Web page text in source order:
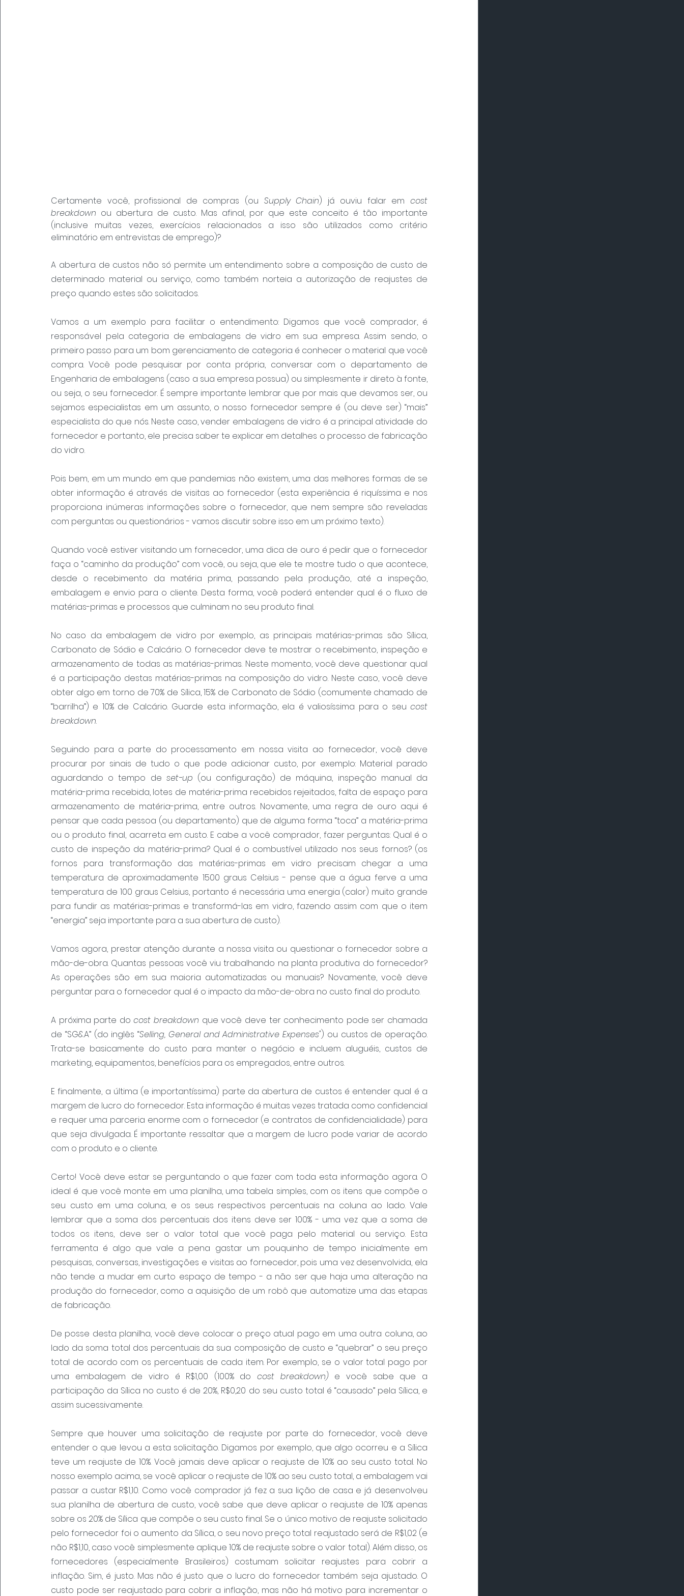
Certamente você, profissional de compras (ou Supply Chain) já ouviu falar em cost
breakdown ou abertura de custo. Mas afinal, por que este conceito é tão importante
(inclusive muitas vezes, exercícios relacionados a isso são utilizados como critério
eliminatório em entrevistas de emprego)?
A abertura de custos não só permite um entendimento sobre a composição de custo de
determinado material ou serviço, como também norteia a autorização de reajustes de
preço quando estes são solicitados.
Vamos a um exemplo para facilitar o entendimento: Digamos que você comprador, é
responsável pela categoria de embalagens de vidro em sua empresa. Assim sendo, o
primeiro passo para um bom gerenciamento de categoria é conhecer o material que você
compra. Você pode pesquisar por conta própria, conversar com o departamento de
Engenharia de embalagens (caso a sua empresa possua) ou simplesmente ir direto à fonte,
ou seja, o seu fornecedor. É sempre importante lembrar que por mais que devamos ser, ou
sejamos especialistas em um assunto, o nosso fornecedor sempre é (ou deve ser) “mais”
especialista do que nós. Neste caso, vender embalagens de vidro é a principal atividade do
fornecedor e portanto, ele precisa saber te explicar em detalhes o processo de fabricação
do vidro.
Pois bem, em um mundo em que pandemias não existem, uma das melhores formas de se
obter informação é através de visitas ao fornecedor (esta experiência é riquíssima e nos
proporciona inúmeras informações sobre o fornecedor, que nem sempre são reveladas
com perguntas ou questionários - vamos discutir sobre isso em um próximo texto).
Quando você estiver visitando um fornecedor, uma dica de ouro é pedir que o fornecedor
faça o “caminho da produção” com você, ou seja, que ele te mostre tudo o que acontece,
desde o recebimento da matéria prima, passando pela produção, até a inspeção,
embalagem e envio para o cliente. Desta forma, você poderá entender qual é o fluxo de
matérias-primas e processos que culminam no seu produto final.
No caso da embalagem de vidro por exemplo, as principais matérias-primas são Sílica,
Carbonato de Sódio e Calcário. O fornecedor deve te mostrar o recebimento, inspeção e
armazenamento de todas as matérias-primas. Neste momento, você deve questionar qual
é a participação destas matérias-primas na composição do vidro. Neste caso, você deve
obter algo em torno de 70% de Sílica, 15% de Carbonato de Sódio (comumente chamado de
“barrilha”) e 10% de Calcário. Guarde esta informação, ela é valiosíssima para o seu cost
breakdown.
Seguindo para a parte do processamento em nossa visita ao fornecedor, você deve
procurar por sinais de tudo o que pode adicionar custo, por exemplo: Material parado
aguardando o tempo de set-up (ou configuração) de máquina, inspeção manual da
matéria-prima recebida, lotes de matéria-prima recebidos rejeitados, falta de espaço para
armazenamento de matéria-prima, entre outros. Novamente, uma regra de ouro aqui é
pensar que cada pessoa (ou departamento) que de alguma forma “toca” a matéria-prima
ou o produto final, acarreta em custo. E cabe a você comprador, fazer perguntas: Qual é o
custo de inspeção da matéria-prima? Qual é o combustível utilizado nos seus fornos? (os
fornos para transformação das matérias-primas em vidro precisam chegar a uma
temperatura de aproximadamente 1500 graus Celsius - pense que a água ferve a uma
temperatura de 100 graus Celsius, portanto é necessária uma energia (calor) muito grande
para fundir as matérias-primas e transformá-las em vidro, fazendo assim com que o item
“energia” seja importante para a sua abertura de custo).
Vamos agora, prestar atenção durante a nossa visita ou questionar o fornecedor sobre a
mão-de-obra. Quantas pessoas você viu trabalhando na planta produtiva do fornecedor?
As operações são em sua maioria automatizadas ou manuais? Novamente, você deve
perguntar para o fornecedor qual é o impacto da mão-de-obra no custo final do produto.
A próxima parte do cost breakdown que você deve ter conhecimento pode ser chamada
de “SG&A” (do inglês “Selling, General and Administrative Expenses") ou custos de operação.
Trata-se basicamente do custo para manter o negócio e incluem aluguéis, custos de
marketing, equipamentos, benefícios para os empregados, entre outros.
E finalmente, a última (e importantíssima) parte da abertura de custos é entender qual é a
margem de lucro do fornecedor. Esta informação é muitas vezes tratada como confidencial
e requer uma parceria enorme com o fornecedor (e contratos de confidencialidade) para
que seja divulgada. É importante ressaltar que a margem de lucro pode variar de acordo
com o produto e o cliente.
Certo! Você deve estar se perguntando o que fazer com toda esta informação agora. O
ideal é que você monte em uma planilha, uma tabela simples, com os itens que compõe o
seu custo em uma coluna, e os seus respectivos percentuais na coluna ao lado. Vale
lembrar que a soma dos percentuais dos itens deve ser 100% - uma vez que a soma de
todos os itens, deve ser o valor total que você paga pelo material ou serviço. Esta
ferramenta é algo que vale a pena gastar um pouquinho de tempo inicialmente em
pesquisas, conversas, investigações e visitas ao fornecedor, pois uma vez desenvolvida, ela
não tende a mudar em curto espaço de tempo - a não ser que haja uma alteração na
produção do fornecedor, como a aquisição de um robô que automatize uma das etapas
de fabricação.
De posse desta planilha, você deve colocar o preço atual pago em uma outra coluna, ao
lado da soma total dos percentuais da sua composição de custo e “quebrar” o seu preço
total de acordo com os percentuais de cada item. Por exemplo, se o valor total pago por
uma embalagem de vidro é R$1,00 (100% do cost breakdown) e você sabe que a
participação da Sílica no custo é de 20%, R$0,20 do seu custo total é “causado” pela Sílica, e
assim sucessivamente.
Sempre que houver uma solicitação de reajuste por parte do fornecedor, você deve
entender o que levou a esta solicitação. Digamos por exemplo, que algo ocorreu e a Sílica
teve um reajuste de 10%. Você jamais deve aplicar o reajuste de 10% ao seu custo total. No
nosso exemplo acima, se você aplicar o reajuste de 10% ao seu custo total, a embalagem vai
passar a custar R$1,10. Como você comprador já fez a sua lição de casa e já desenvolveu
sua planilha de abertura de custo, você sabe que deve aplicar o reajuste de 10% apenas
sobre os 20% de Sílica que compõe o seu custo final. Se o único motivo de reajuste solicitado
pelo fornecedor foi o aumento da Sílica, o seu novo preço total reajustado será de R$1,02 (e
não R$1,10, caso você simplesmente aplique 10% de reajuste sobre o valor total). Além disso, os
fornecedores (especialmente Brasileiros) costumam solicitar reajustes para cobrir a
inflação. Sim, é justo. Mas não é justo que o lucro do fornecedor também seja ajustado. O
custo pode ser reajustado para cobrir a inflação, mas não há motivo para incrementar o